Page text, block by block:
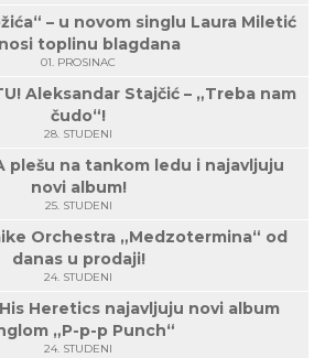
– u novom singlu Laura Miletić
toplinu blagdana
01. PROSINAC
Aleksandar Stajčić – „Treba nam
čudo“!
28. STUDENI
plešu na tankom ledu i najavljuju
novi album!
25. STUDENI
Orchestra „Medzotermina“ od
danas u prodaji!
24. STUDENI
Heretics najavljuju novi album
„P-p-p Punch“
24. STUDENI